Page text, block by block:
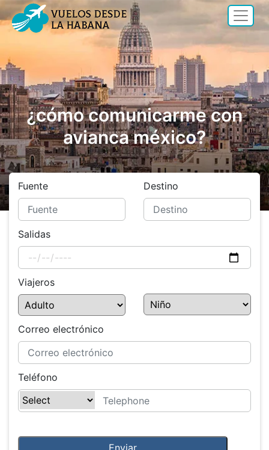
¿cómo comunicarme con
avianca méxico?
Fuente Destino
Salidas
Viajeros
Correo electrónico
Teléfono